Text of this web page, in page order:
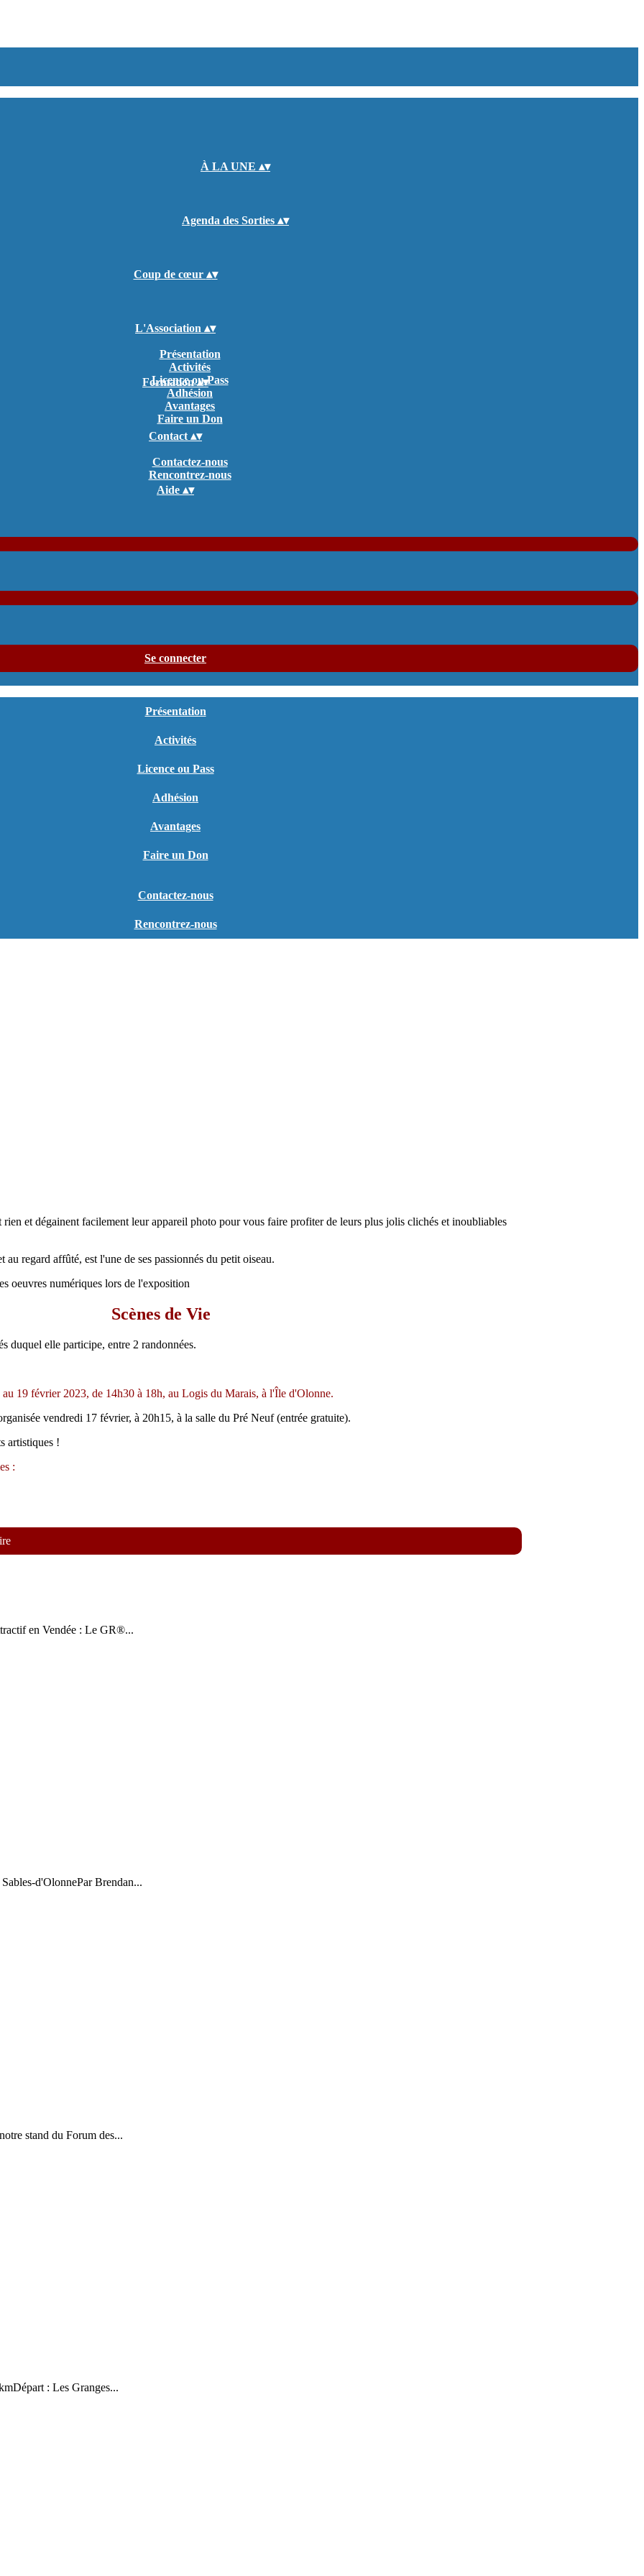
À LA UNE ▴▾
Agenda des Sorties ▴▾
Coup de cœur ▴▾
L'Association ▴▾
Présentation
Activités
Licence ou Pass
Adhésion
Avantages
Faire un Don
Formation▴▾
Contact ▴▾
Contactez-nous
Rencontrez-nous
Aide ▴▾
Se connecter
Présentation
Activités
Licence ou Pass
Adhésion
Avantages
Faire un Don
Contactez-nous
Rencontrez-nous
rien et dégainent facilement leur appareil photo pour vous faire profiter de leurs plus jolis clichés et inoubliables
regard affûté, est l'une de ses passionnés du petit oiseau.
oeuvres numériques lors de l'exposition
Scènes de Vie
duquel elle participe, entre 2 randonnées.
au 19 février 2023, de 14h30 à 18h, au Logis du Marais, à l'Île d'Olonne.
vendredi 17 février, à 20h15, à la salle du Pré Neuf (entrée gratuite).
artistiques !
:
en Vendée : Le GR®...
d'OlonnePar Brendan...
stand du Forum des...
: Les Granges...